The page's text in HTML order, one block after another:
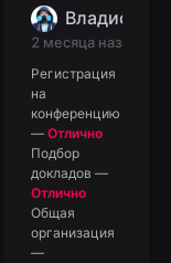
отзывВладислав
2 месяца назад
Регистрация
на
конференцию
—Отлично
Подбор
докладов —
Отлично
Общая
организация
—